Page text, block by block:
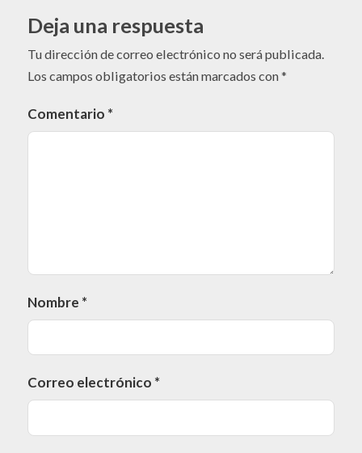
Deja una respuesta
Tu dirección de correo electrónico no será publicada.
Los campos obligatorios están marcados con*
Comentario *
Nombre *
Correo electrónico *